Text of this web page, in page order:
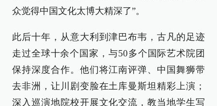
众觉得中国文化太博大精深了”。
此后十年，从意大利到津巴布韦，古凡的足迹
走过全球十余个国家，与50多个国际艺术院团
保持深度合作。他们将江南评弹、中国舞狮带
去非洲，让川剧变脸在土库曼斯坦精彩上演；
深入巡演地院校开展文化交流，教当地学生写